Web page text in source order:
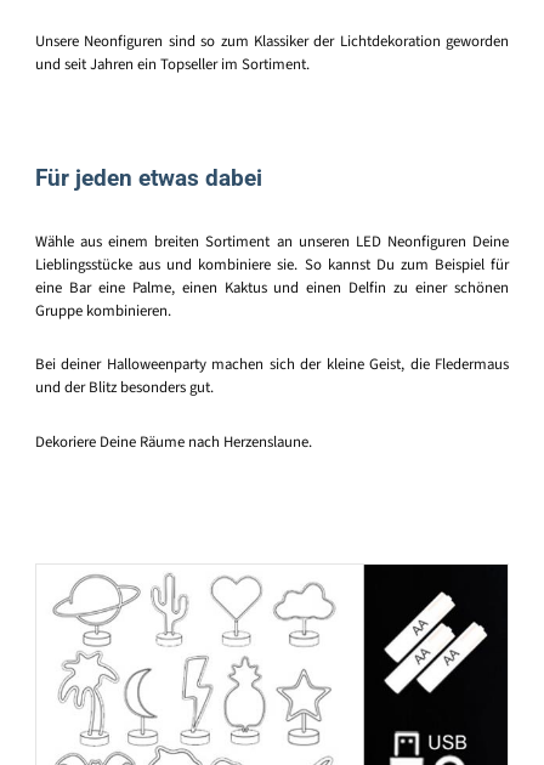
Unsere Neonfiguren sind so zum Klassiker der Lichtdekoration geworden
und seit Jahren ein Topseller im Sortiment.
Für jeden etwas dabei
Wähle aus einem breiten Sortiment an unseren LED Neonfiguren Deine
Lieblingsstücke aus und kombiniere sie. So kannst Du zum Beispiel für
eine Bar eine Palme, einen Kaktus und einen Delfin zu einer schönen
Gruppe kombinieren.
Bei deiner Halloweenparty machen sich der kleine Geist, die Fledermaus
und der Blitz besonders gut.
Dekoriere Deine Räume nach Herzenslaune.